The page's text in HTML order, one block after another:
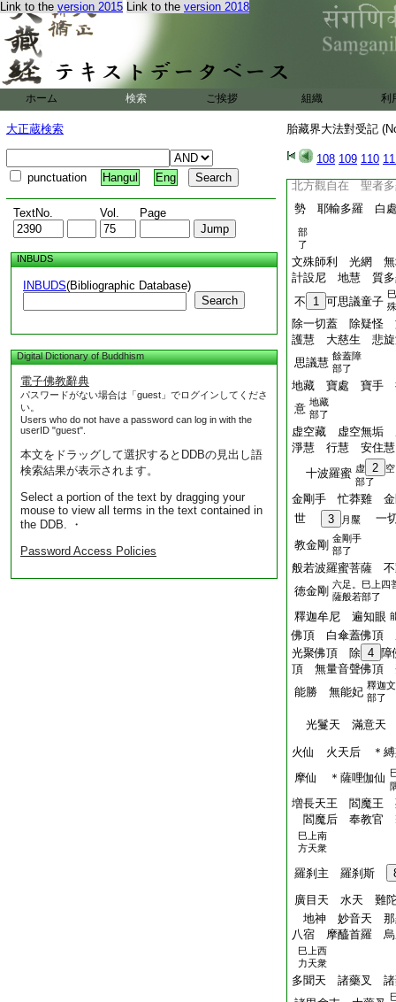
Link to the version 2015 Link to the version 2018
ホーム 検索 ご挨拶 組織 利
大正蔵検索
punctuation Hangul Eng
TextNo. Vol. Page
INBUDS
INBUDS(Bibliographic Database)
Search
Digital Dictionary of Buddhism
電子佛教辭典
パスワードがない場合は「guest」でログインしてくださ
い。
Users who do not have a password can log in with the
userID "guest".
本文をドラッグして選択するとDDBの見出し語
検索結果が表示されます。
Select a portion of the text by dragging your
mouse to view all terms in the text contained in
the DDB. ・
Password Access Policies
胎藏界大法對受記
108 109 110
王 次振鈴 以召
次除障不動 次
華座 次執金剛
遍知
次優
次虚空眼 七倶
空 一切佛
部了
北方觀自在 聖者
勢 耶輸多羅 白
部
了
文殊師利 光網
計設尼 地慧 質
不
1 可思議童子
除一切蓋 除疑
護慧 大慈生 悲
思議慧 餘蓋障
部了
地藏 寶處 寶手
意 地藏
部了
虚空藏 虚空無
淨慧 行慧 安住
十波羅蜜 虚 2
空
部了
金剛手 忙莽雞
世
3 月黶
一
教金剛 金剛手
部了
般若波羅蜜菩薩
徳金剛 六足。巳上四
薩般若部了
釋迦牟尼 遍知眼
佛頂 白傘蓋佛頂
光聚佛頂 除 4
頂 無量音聲佛頂
能勝 無能妃 釋迦文
部了
光鬘天 滿意天
火仙 火天后 ＊
摩仙 ＊薩哩伽仙
増長天王 閻魔王
閻魔后 奉教官
巳上南
方天衆
羅刹主 羅刹斯
廣目天 水天
地神 妙音天
八宿 摩醯首羅
巳上西
力天衆
多聞天 諸藥叉